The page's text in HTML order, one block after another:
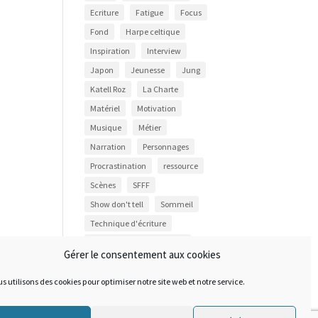
Gérer le consentement aux cookies
utilisons des cookies pour optimiser notre site web et notre service.
Ecriture Fatigue
Focus
Fond
Harpe celtique
Inspiration
Interview
Japon
Jeunesse
Jung
Katell Roz
La Charte
Matériel
Motivation
Musique
Métier
Narration
Personnages
Procrastination
ressource
Scènes
SFFF
Show don't tell
Sommeil
Technique d'écriture
Vie d'autrice
YA